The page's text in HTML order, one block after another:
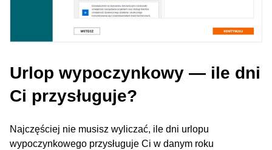
Urlop wypoczynkowy — ile dni
Ci przysługuje?
Najczęściej nie musisz wyliczać, ile dni urlopu
wypoczynkowego przysługuje Ci w danym roku